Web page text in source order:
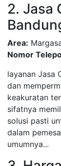
2. Jasa
Area:
Nomor
layanan Jasa
dan
keakuratan
sifatnya
solusi pasti
dalam
umumnya...